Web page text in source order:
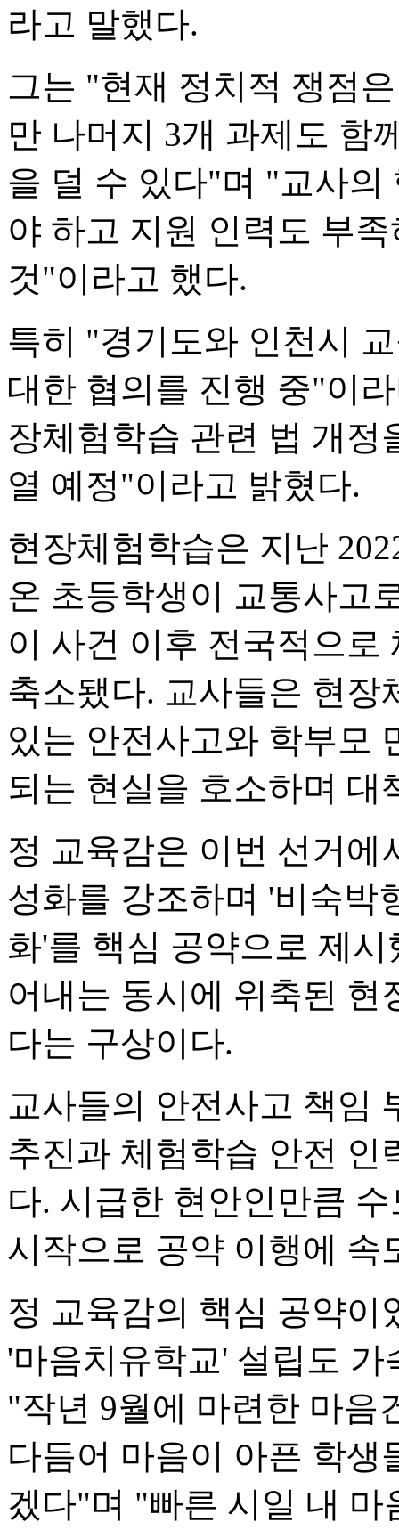
라고 말했다.
그는 "현재 정치적 쟁점
만 나머지 3개 과제도 함
을 덜 수 있다"며 "교사
야 하고 지원 인력도 부
것"이라고 했다.
특히 "경기도와 인천시
대한 협의를 진행 중"이
장체험학습 관련 법 개정
열 예정"이라고 밝혔다.
현장체험학습은 지난
온 초등학생이 교통사고
이 사건 이후 전국적으로
축소됐다. 교사들은 현장
있는 안전사고와 학부모
되는 현실을 호소하며 대
정 교육감은 이번 선거에
성화를 강조하며 '비숙박
화'를 핵심 공약으로 제
어내는 동시에 위축된
다는 구상이다.
교사들의 안전사고 책임
추진과 체험학습 안전 인
다. 시급한 현안인만큼
시작으로 공약 이행에 속
정 교육감의 핵심 공약이
'마음치유학교' 설립도
"작년 9월에 마련한 마음
다듬어 마음이 아픈 학생
겠다"며 "빠른 시일 내